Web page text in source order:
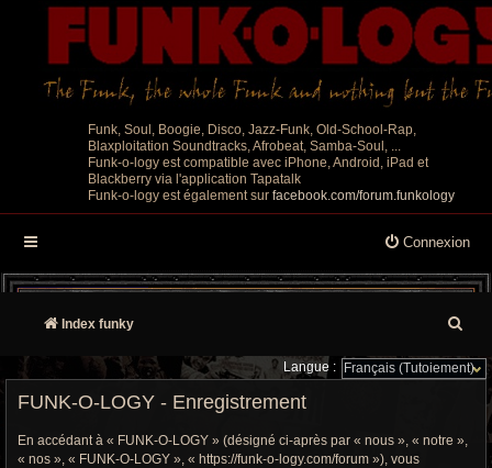
Funk, Soul, Boogie, Disco, Jazz-Funk, Old-School-Rap,
Blaxploitation Soundtracks, Afrobeat, Samba-Soul, ...
Funk-o-logy est compatible avec iPhone, Android, iPad et
Blackberry via l'application Tapatalk
Funk-o-logy est également sur facebook.com/forum.funkology
Connexion
Index funky
e
Langue :
FUNK-O-LOGY - Enregistrement
En accédant à « FUNK-O-LOGY » (désigné ci-après par « nous », « notre »,
« nos », « FUNK-O-LOGY », « https://funk-o-logy.com/forum »), vous